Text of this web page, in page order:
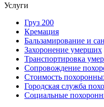
Услуги
Груз 200
Кремация
Бальзамирование и
Захоронение умерших
Транспортировка
Сопровождение
Стоимость
Городская служба
Социальные